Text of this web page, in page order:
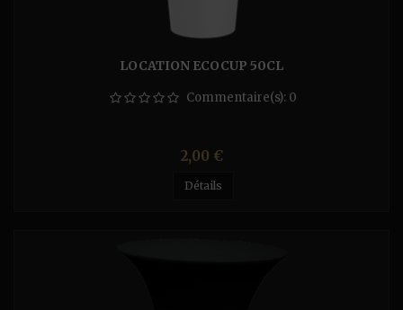
LOCATION ECOCUP 50CL
Commentaire(s): 0
Prix
2,00 €
Détails